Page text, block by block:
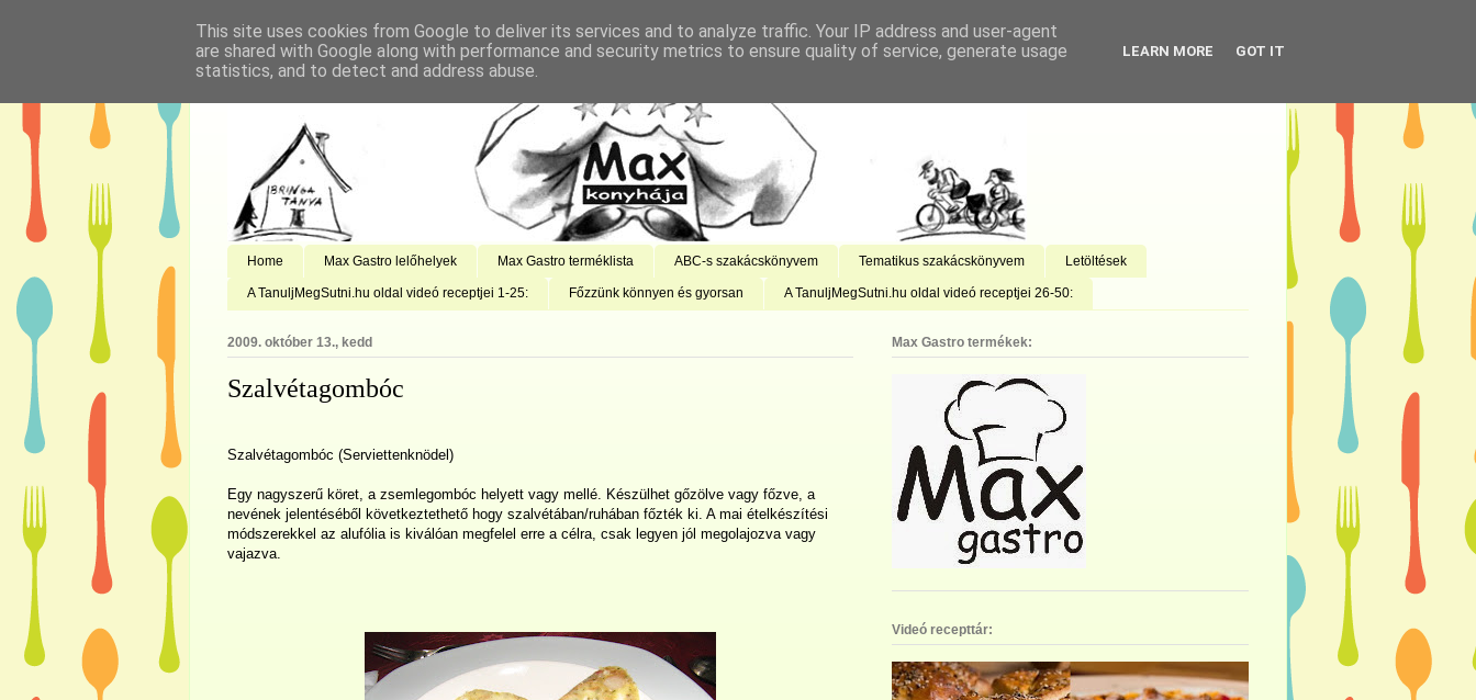
Home Max Gastro lelőhelyek Max Gastro terméklista ABC-s szakácskönyvem Tematikus szakácskönyvem Letöltések
A TanuljMegSutni.hu oldal videó receptjei 1-25: Főzzünk könnyen és gyorsan A TanuljMegSutni.hu oldal videó receptjei 26-50:
2009. október 13., kedd
Szalvétagombóc
Szalvétagombóc (Serviettenknödel)
Egy nagyszerű köret, a zsemlegombóc helyett vagy mellé. Készülhet gőzölve vagy főzve, a
nevének jelentéséből következtethető hogy szalvétában/ruhában főzték ki. A mai ételkészítési
módszerekkel az alufólia is kiválóan megfelel erre a célra, csak legyen jól megolajozva vagy
vajazva.
Max Gastro termékek:
Videó recepttár:
This site uses cookies from Google to deliver its services and to analyze traffic. Your IP address and user-agent
are shared with Google along with performance and security metrics to ensure quality of service, generate usage
statistics, and to detect and address abuse.
LEARN MORE GOT IT